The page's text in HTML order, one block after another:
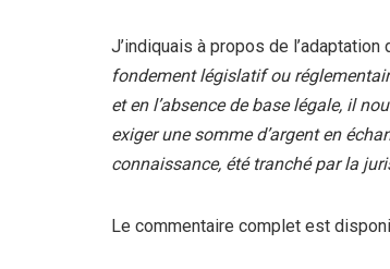
J’indiquais à propos de
fondement législatif ou
et en l’absence de base légale, il
exiger une somme d’argent en
connaissance, été tranché par la
Le commentaire complet est